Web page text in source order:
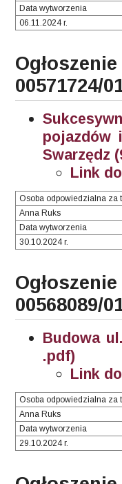
Data wytworzenia
06.11.2024 r.
00571724/
pojazdów
Swarzędz
Link
Osoba odpowiedzialna za
Anna Ruks
Data wytworzenia
30.10.2024 r.
00568089/
Budowa
.pdf)
Link
Osoba odpowiedzialna za
Anna Ruks
Data wytworzenia
29.10.2024 r.